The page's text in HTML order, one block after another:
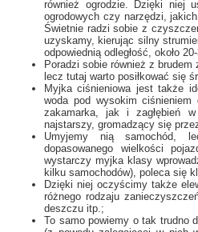
również ogrodzie. Dzięki niej
ogrodowych czy narzędzi,
Świetnie radzi sobie z
uzyskamy, kierując silny
odpowiednią odległość, około
Poradzi sobie również z
lecz tutaj warto posiłkować się
Myjka ciśnieniowa jest także
woda pod wysokim ciśnieniem
zakamarka, jak i zagłębień
najstarszy, gromadzący się
Umyjemy nią samochód,
dopasowanego wielkości
wystarczy myjka klasy
kilku samochodów), poleca się
Dzięki niej oczyścimy także
różnego rodzaju
deszczu itp.;
To samo powiemy o tak trudno